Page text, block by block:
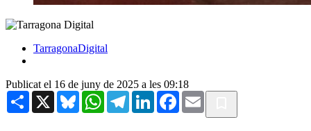
TarragonaDigital
Publicat el 16 de juny de 2025 a les 09:18
Share X BlueskyWhatsAppTelegramLinkedInFacebook
Email